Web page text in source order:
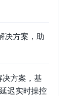
决方案，助
方案，基
迟实时操控